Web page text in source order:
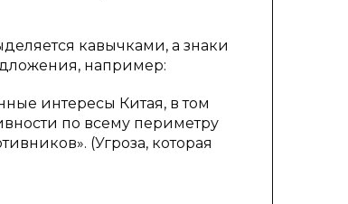
кавычками, а знаки
например:
интересы Китая, в том
по всему периметру
(Угроза, которая